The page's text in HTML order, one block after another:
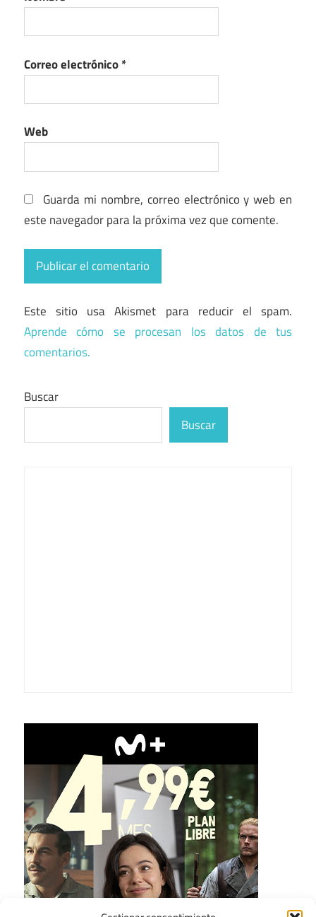
Correo electrónico*
Web
Guarda mi nombre, correo electrónico y web en
este navegador para la próxima vez que comente.
Este sitio usa Akismet para reducir el spam.
Aprende cómo se procesan los datos de tus
comentarios.
Buscar
Buscar